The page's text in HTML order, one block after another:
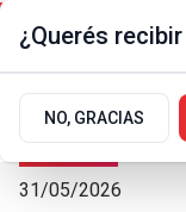
La Ciudad
31/05/2026
¿Querés
NO, GRACIAS